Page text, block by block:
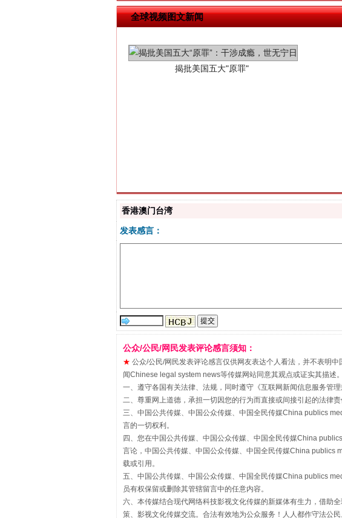
全球视频图文新闻
站台名比不上好声名
漫山遍野的桃花与雪山、麦地、白藏房
香港澳门台湾
发表感言：
公众/公民/网民发表评论感言须知：
★ 公众/公民/网民发表评论感言仅供网友表达个人看法，并不表明
闻Chinese legal system news等传媒网站同意其观点或证实其描述
一、遵守各国有关法律、法规，同时遵守《互联网新闻信息服务管理
二、尊重网上道德，承担一切因您的行为而直接或间接引起的法律责
三、中国公共传媒、中国公众传媒、中国全民传媒China publics
言的一切权利。
四、您在中国公共传媒、中国公众传媒、中国全民传媒China
言论，中国公共传媒、中国公众传媒、中国全民传媒China
载或引用。
五、中国公共传媒、中国公众传媒、中国全民传媒China publics
员有权保留或删除其管辖留言中的任意内容。
六、本传媒结合现代网络科技影视文化传媒的新媒体有生力，借助
策、影视文化传媒交流。合法有效地为公众服务！人人都作守法公民